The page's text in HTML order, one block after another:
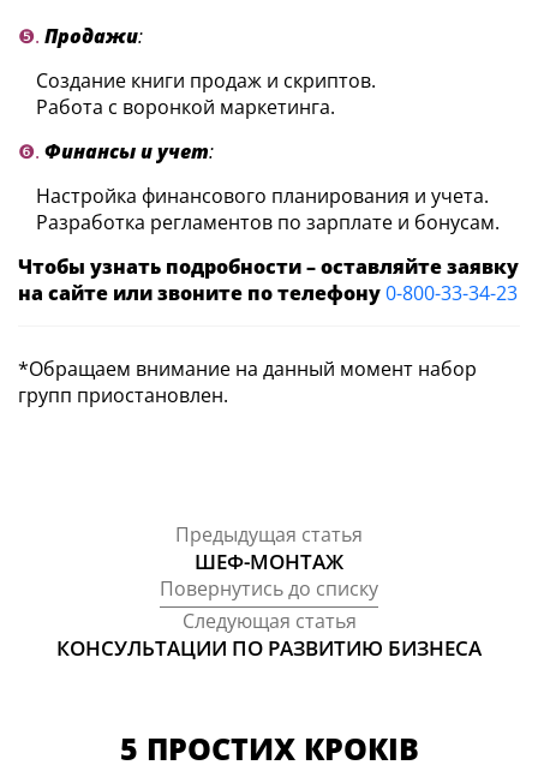
❺. Продажи:
Создание книги продаж и скриптов.
Работа с воронкой маркетинга.
❻. Финансы и учет:
Настройка финансового планирования и учета.
Разработка регламентов по зарплате и бонусам.
Чтобы узнать подробности – оставляйте заявку
на сайте или звоните по телефону0-800-33-34-23
*Обращаем внимание на данный момент набор
групп приостановлен.
Предыдущая статья
ШЕФ-МОНТАЖ
Повернутись до списку
Следующая статья
КОНСУЛЬТАЦИИ ПО РАЗВИТИЮ БИЗНЕСА
5 ПРОСТИХ КРОКІВ